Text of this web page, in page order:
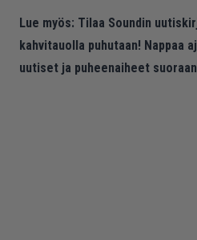
Lue myös: Tilaa Soundin
kahvitauolla puhutaan! Nappaa
uutiset ja puheenaiheet